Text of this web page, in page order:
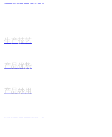
生产技艺
产品优势
产品妙用